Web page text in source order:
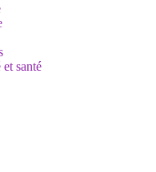
santé